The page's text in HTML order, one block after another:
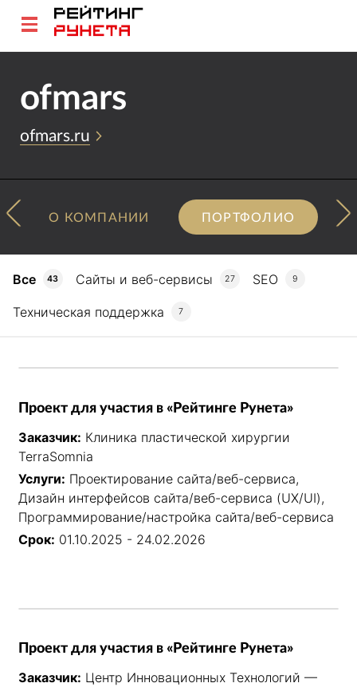
ofmars
ofmars.ru
О КОМПАНИИ ПОРТФОЛИО
Все 43 Сайты и веб-сервисы 27 SEO 9
Техническая поддержка 7
Проект для участия в «Рейтинге Рунета»
Заказчик: Клиника пластической хирургии
TerraSomnia
Услуги: Проектирование сайта/веб-сервиса,
Дизайн интерфейсов сайта/веб-сервиса (UX/UI),
Программирование/настройка сайта/веб-сервиса
Срок: 01.10.2025 - 24.02.2026
Проект для участия в «Рейтинге Рунета»
Заказчик: Центр Инновационных Технологий —